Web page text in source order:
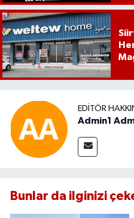
EDITÖR
Admin1
Bunlar da ilginizi